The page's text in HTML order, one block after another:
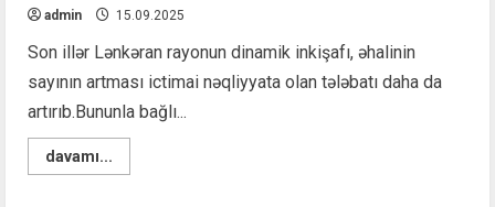
admin 15.09.2025
Son illər Lənkəran rayonun dinamik inkişafı, əhalinin
sayının artması ictimai nəqliyyata olan tələbatı daha da
artırıb.Bununla bağlı...
davamı...
more